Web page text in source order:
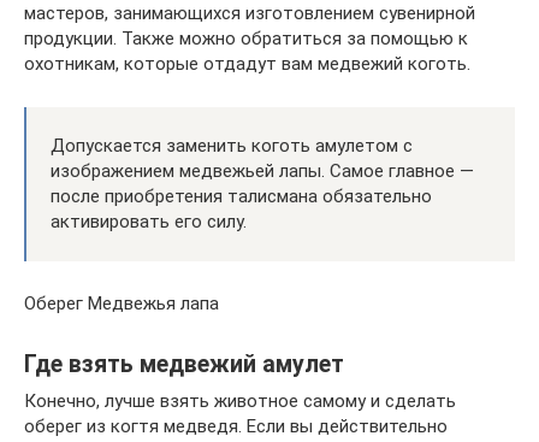
мастеров, занимающихся изготовлением сувенирной
продукции. Также можно обратиться за помощью к
охотникам, которые отдадут вам медвежий коготь.
Допускается заменить коготь амулетом с
изображением медвежьей лапы. Самое главное —
после приобретения талисмана обязательно
активировать его силу.
Оберег Медвежья лапа
Где взять медвежий амулет
Конечно, лучше взять животное самому и сделать
оберег из когтя медведя. Если вы действительно